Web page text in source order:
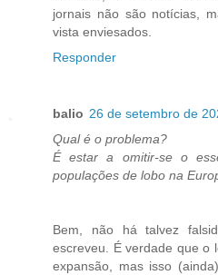
jornais não são notícias,
vista enviesados.
Responder
balio 26 de setembro de
Qual é o problema?
É estar a omitir-se o
populações de lobo na
Bem, não há talvez
escreveu. É verdade que o
expansão, mas isso